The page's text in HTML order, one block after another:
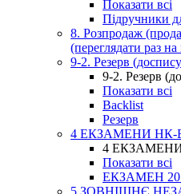
Показати всі
Підручники
8. Розпродаж
(переглядати раз на
9-2. Резерв
9-2. Резерв
Показати всі
Backlist
Резерв
4 ЕКЗАМЕНИ НК-
4
Показати всі
ЕКЗАМЕН
5 ЗОВНІШНЄ